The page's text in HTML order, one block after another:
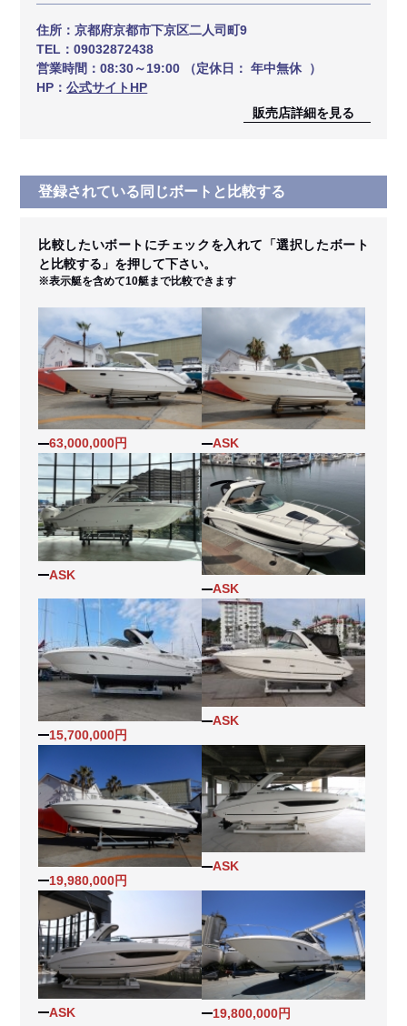
住所：京都府京都市下京区二人司町9
TEL：09032872438
営業時間：08:30～19:00 （定休日： 年中無休 ）
HP：公式サイトHP
販売店詳細を見る
登録されている同じボートと比較する
比較したいボートにチェックを入れて「選択したボート
と比較する」を押して下さい。
※表示艇を含めて10艇まで比較できます
63,000,000円 ASK
ASK
ASK
15,700,000円
ASK
19,980,000円
ASK
ASK 19,800,000円